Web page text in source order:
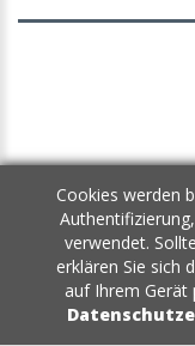
Cookies werden
verwendet.
erklären Sie sich
auf Ihrem Gerät